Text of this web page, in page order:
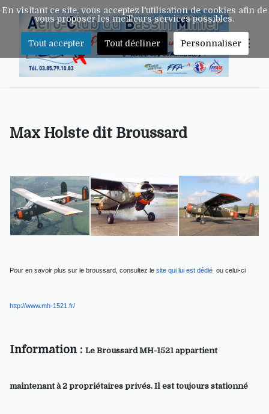
Max Holste dit Broussard
Pour en savoir plus sur le broussard, consultez le site qui lui est dédié ou celui-ci
http://www.mh-1521.fr/
Information : Le Broussard MH-1521 appartient
maintenant à 2 propriétaires privés. Il est toujours stationné
En visitant ce site, vous acceptez l'utilisation de cookies afin de
vous proposer les meilleurs services possibles.
Tout accepter Tout décliner Personnaliser